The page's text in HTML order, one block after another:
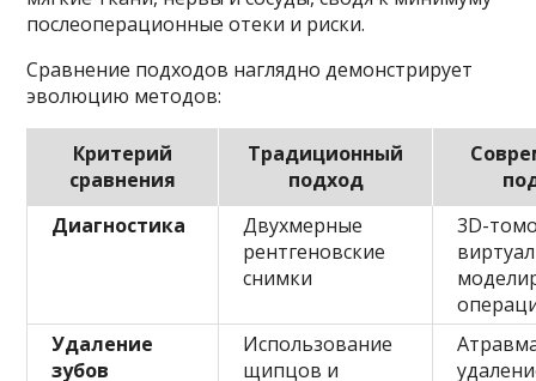
послеоперационные отеки и риски.
Сравнение подходов наглядно демонстрирует
эволюцию методов:
Критерий
сравнения
Традиционный
подход
Диагностика
Двухмерные
рентгеновские
снимки
3D-
Удаление
зубов
Использование
щипцов и